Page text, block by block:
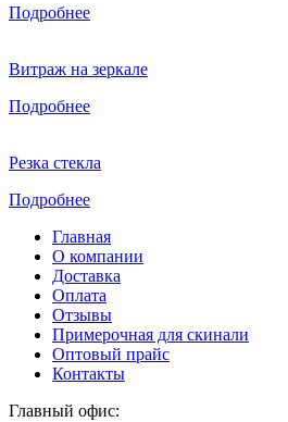
Подробнее
Витраж на зеркале
Подробнее
Резка стекла
Подробнее
Главная
О компании
Доставка
Оплата
Отзывы
Примерочная для скинали
Оптовый прайс
Контакты
Главный офис: